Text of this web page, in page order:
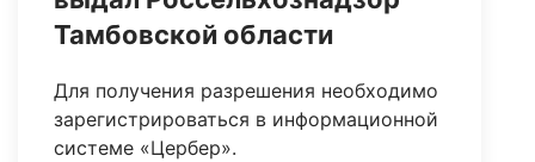
Тамбовской области
Для получения разрешения необходимо
зарегистрироваться в информационной
системе «Цербер».